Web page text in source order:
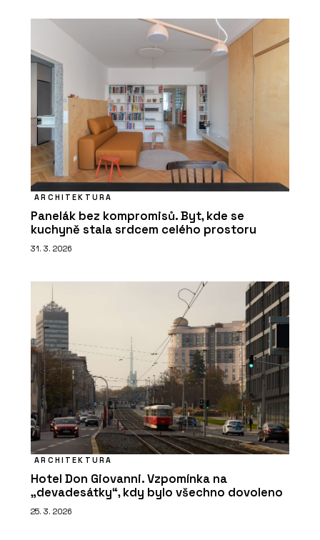
ARCHITEKTURA
Panelák bez kompromisů. Byt, kde se
kuchyně stala srdcem celého prostoru
31. 3. 2026
ARCHITEKTURA
Hotel Don Giovanni. Vzpomínka na
„devadesátky“, kdy bylo všechno dovoleno
25. 3. 2026